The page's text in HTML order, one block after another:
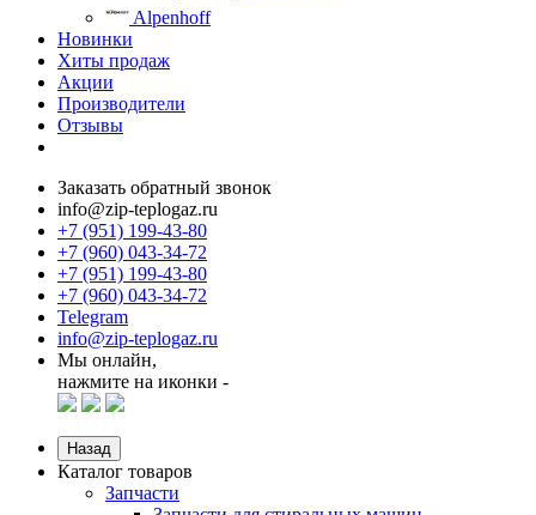
Alpenhoff
Новинки
Хиты продаж
Акции
Производители
Отзывы
Заказать обратный звонок
info@zip-teplogaz.ru
+7 (951) 199-43-80
+7 (960) 043-34-72
+7 (951) 199-43-80
+7 (960) 043-34-72
Telegram
info@zip-teplogaz.ru
Мы онлайн,
нажмите на иконки -
Назад
Каталог товаров
Запчасти